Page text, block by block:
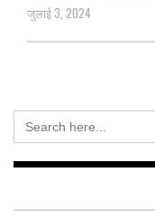
जुलाई 3, 2024
Search
for: